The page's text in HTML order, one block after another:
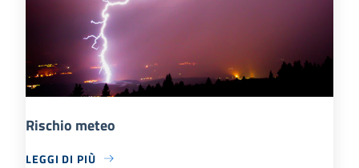
Rischio meteo
LEGGI DI PIÙ